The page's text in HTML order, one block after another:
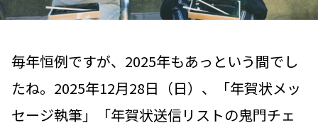
毎年恒例ですが、2025年もあっという間でし
たね。2025年12月28日（日）、「年賀状メッ
セージ執筆」「年賀状送信リストの鬼門チェ